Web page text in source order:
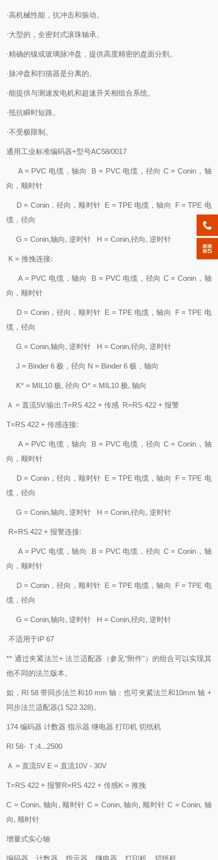
·高机械性能，抗冲击和振动。
·大型的，全密封式滚珠轴承。
·精确的镍或玻璃脉冲盘，提供高度精密的盘面分割。
·脉冲盘和扫描器是分离的。
·能提供与测速发电机和超速开关相组合系统。
·抵抗瞬时短路。
·不受极限制。
通用工业标准编码器+型号AC58/0017
A = PVC 电缆，轴向 B = PVC 电缆，径向 C = Conin，轴
向，顺时针
D = Conin，径向，顺时针 E = TPE 电缆，轴向 F = TPE 电
缆，径向
G = Conin,轴向, 逆时针 H = Conin,径向, 逆时针
K = 推挽连接:
A = PVC 电缆，轴向 B = PVC 电缆，径向 C = Conin，轴
向，顺时针
D = Conin，径向，顺时针 E = TPE 电缆，轴向 F = TPE 电
缆，径向
G = Conin,轴向, 逆时针 H = Conin,径向, 逆时针
J = Binder 6 极，径向 N = Binder 6 极，轴向
K* = MIL10 极, 径向 O* = MIL10 极, 轴向
Ａ = 直流5V:输出:T=RS 422 + 传感 R=RS 422 + 报警
T=RS 422 + 传感连接:
A = PVC 电缆，轴向 B = PVC 电缆，径向 C = Conin，轴
向，顺时针
D = Conin，径向，顺时针 E = TPE 电缆，轴向 F = TPE 电
缆，径向
G = Conin,轴向, 逆时针 H = Conin,径向, 逆时针
R=RS 422 + 报警连接:
A = PVC 电缆，轴向 B = PVC 电缆，径向 C = Conin，轴
向，顺时针
D = Conin，径向，顺时针 E = TPE 电缆，轴向 F = TPE 电
缆，径向
G = Conin,轴向, 逆时针 H = Conin,径向, 逆时针
不适用于IP 67
** 通过夹紧法兰+ 法兰适配器（参见“附件"）的组合可以实现其
他不同的法兰版本。
如，RI 58 带同步法兰和10 mm 轴：也可夹紧法兰和10mm 轴 +
同步法兰适配器(1 522 328)。
174 编码器 计数器 指示器 继电器 打印机 切纸机
RI 58- Ｔ;4...2500
Ａ = 直流5V E = 直流10V - 30V
T=RS 422 + 报警R=RS 422 + 传感K = 推挽
C = Conin, 轴向, 顺时针 C = Conin, 轴向, 顺时针 C = Conin, 轴
向, 顺时针
增量式实心轴
编码器 计数器 指示器 继电器 打印机 切纸机